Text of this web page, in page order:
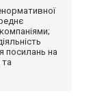
посилань на